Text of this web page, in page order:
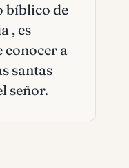
bíblico de
, es
conocer a
santas
señor.